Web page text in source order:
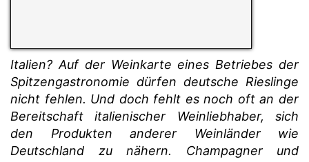
Italien? Auf der Weinkarte eines Betriebes der
Spitzengastronomie dürfen deutsche Rieslinge
nicht fehlen. Und doch fehlt es noch oft an der
Bereitschaft italienischer Weinliebhaber, sich
den Produkten anderer Weinländer wie
Deutschland zu nähern. Champagner und